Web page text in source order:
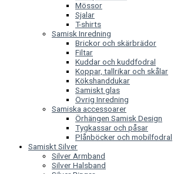
Mössor
Sjalar
T-shirts
Samisk Inredning
Brickor och skärbrädor
Filtar
Kuddar och kuddfodral
Koppar, tallrikar och skålar
Kökshanddukar
Samiskt glas
Övrig Inredning
Samiska accessoarer
Örhängen Samisk Design
Tygkassar och påsar
Plånböcker och mobilfodral
Samiskt Silver
Silver Armband
Silver Halsband